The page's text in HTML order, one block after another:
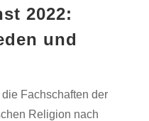
2022:
und
Fachschaften der
Religion nach